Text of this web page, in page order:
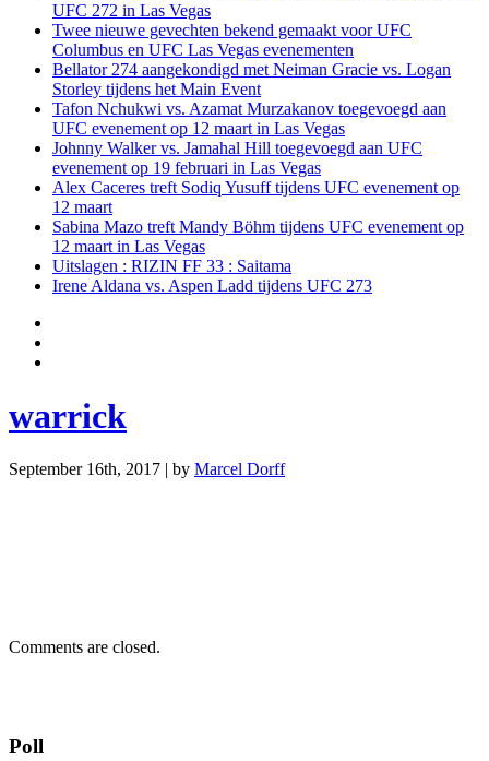
UFC 272 in Las Vegas
Twee nieuwe gevechten bekend gemaakt voor UFC
Columbus en UFC Las Vegas evenementen
Bellator 274 aangekondigd met Neiman Gracie vs. Logan
Storley tijdens het Main Event
Tafon Nchukwi vs. Azamat Murzakanov toegevoegd aan
UFC evenement op 12 maart in Las Vegas
Johnny Walker vs. Jamahal Hill toegevoegd aan UFC
evenement op 19 februari in Las Vegas
Alex Caceres treft Sodiq Yusuff tijdens UFC evenement op
12 maart
Sabina Mazo treft Mandy Böhm tijdens UFC evenement op
12 maart in Las Vegas
Uitslagen : RIZIN FF 33 : Saitama
Irene Aldana vs. Aspen Ladd tijdens UFC 273
warrick
September 16th, 2017 | by Marcel Dorff
Comments are closed.
Poll